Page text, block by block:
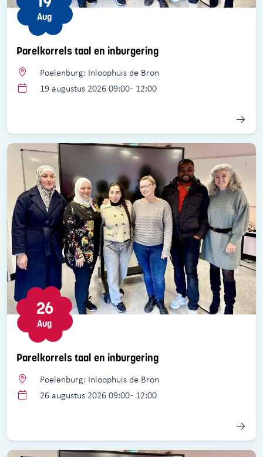
Parelkorrels taal en inburgering
Aug
Poelenburg: Inloophuis de Bron
19 augustus 2026 09:00 - 12:00
Parelkorrels taal en inburgering
26
Aug
Poelenburg: Inloophuis de Bron
26 augustus 2026 09:00 - 12:00